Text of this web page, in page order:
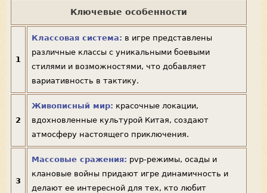
Ключевые особенности
1
Классовая система: в игре представлены
различные классы с уникальными боевыми
стилями и возможностями, что добавляет
вариативность в тактику.
2
Живописный мир: красочные локации,
вдохновленные культурой Китая, создают
атмосферу настоящего приключения.
3
Массовые сражения: pvp-режимы, осады и
клановые войны придают игре динамичность и
делают ее интересной для тех, кто любит